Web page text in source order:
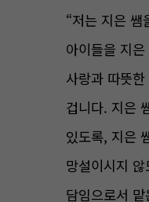
“저는 지은
아이들을 지
사랑과 따뜻
겁니다. 지은
있도록, 지은
망설이시지
담임으로서